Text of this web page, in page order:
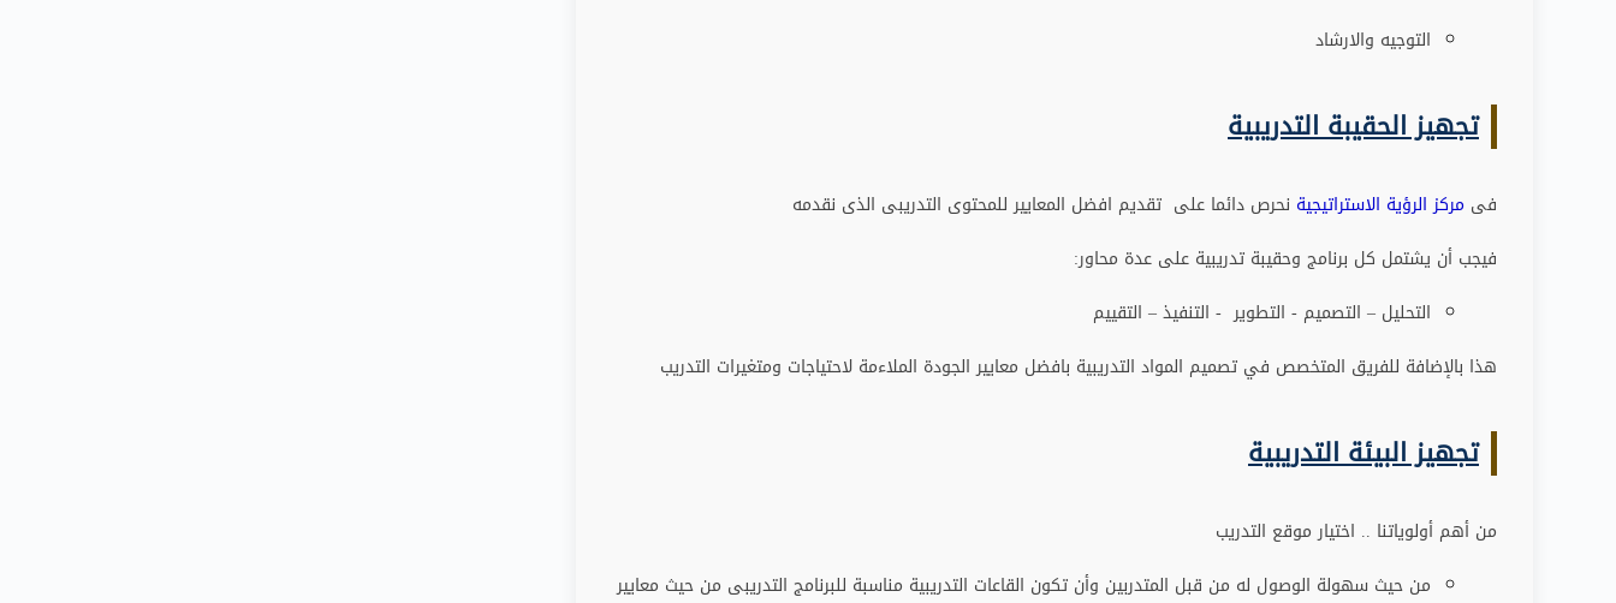
التوجيه والارشاد
تجهيز الحقيبة التدريبية
فى مركز الرؤية الاستراتيجية نحرص دائما على تقديم افضل المعايير للمحتوى التدريبى الذى نقدمه
فيجب أن يشتمل كل برنامج وحقيبة تدريبية على عدة محاور:
التحليل – التصميم - التطوير - التنفيذ – التقييم
هذا بالإضافة للفريق المتخصص في تصميم المواد التدريبية بافضل معايير الجودة الملاءمة لاحتياجات ومتغيرات التدريب
تجهيز البيئة التدريبية
من أهم أولوياتنا .. اختيار موقع التدريب
من حيث سهولة الوصول له من قبل المتدربين وأن تكون القاعات التدريبية مناسبة للبرنامج التدريبى من حيث معايير